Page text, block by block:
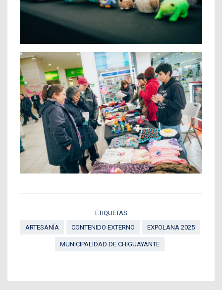
ETIQUETAS
ARTESANÍA
CONTENIDO EXTERNO EXPOLANA 2025
MUNICIPALIDAD DE CHIGUAYANTE